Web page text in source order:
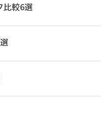
比較6選